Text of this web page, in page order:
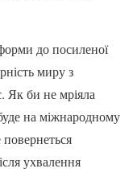
до посиленої
миру з
Як би не мріяла
на міжнародному
ухвалення